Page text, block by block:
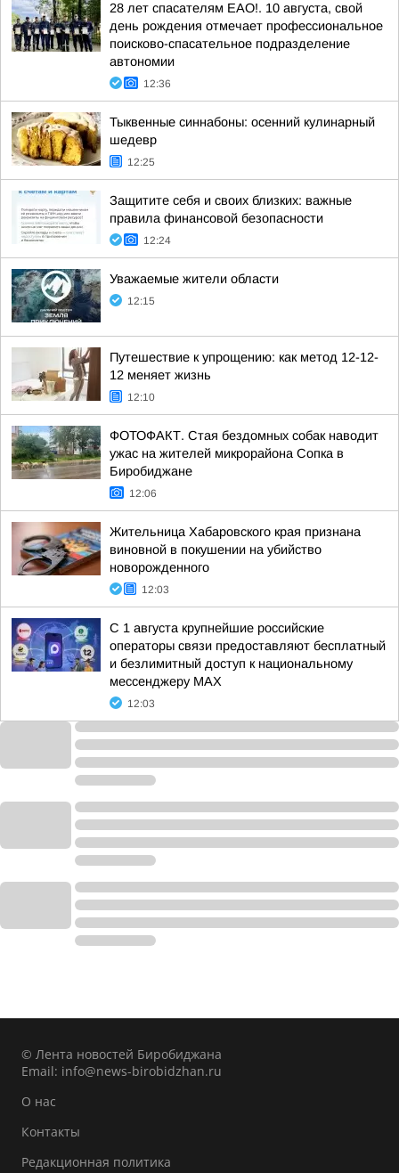
28 лет спасателям ЕАО!. 10 августа, свой
день рождения отмечает профессиональное
поисково-спасательное подразделение
автономии
12:36
Тыквенные синнабоны: осенний кулинарный
шедевр
12:25
Защитите себя и своих близких: важные
правила финансовой безопасности
12:24
Уважаемые жители области
12:15
Путешествие к упрощению: как метод 12-12-
12 меняет жизнь
12:10
ФОТОФАКТ. Стая бездомных собак наводит
ужас на жителей микрорайона Сопка в
Биробиджане
12:06
Жительница Хабаровского края признана
виновной в покушении на убийство
новорожденного
12:03
С 1 августа крупнейшие российские
операторы связи предоставляют бесплатный
и безлимитный доступ к национальному
мессенджеру MAX
12:03
© Лента новостей Биробиджана
Email: info@news-birobidzhan.ru
О нас
Контакты
Редакционная политика